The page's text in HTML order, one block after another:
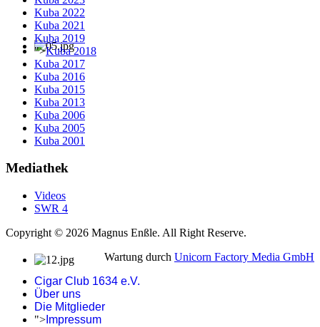
Kuba 2022
Kuba 2021
Kuba 2019
">Kuba 2018
Kuba 2017
Kuba 2016
Kuba 2015
Kuba 2013
Kuba 2006
Kuba 2005
Kuba 2001
Mediathek
Videos
SWR 4
Copyright © 2026 Magnus Enßle. All Right Reserve.
Wartung durch Unicorn Factory Media GmbH
Cigar Club 1634 e.V.
Über uns
Die Mitglieder
"> Impressum